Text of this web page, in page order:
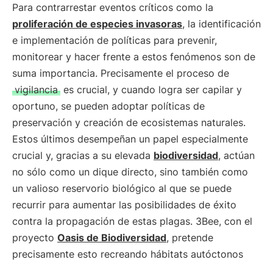
Para contrarrestar eventos críticos como la
proliferación de especies invasoras, la identificación
e implementación de políticas para prevenir,
monitorear y hacer frente a estos fenómenos son de
suma importancia. Precisamente el proceso de
vigilancia es crucial, y cuando logra ser capilar y
oportuno, se pueden adoptar políticas de
preservación y creación de ecosistemas naturales.
Estos últimos desempeñan un papel especialmente
crucial y, gracias a su elevada biodiversidad, actúan
no sólo como un dique directo, sino también como
un valioso reservorio biológico al que se puede
recurrir para aumentar las posibilidades de éxito
contra la propagación de estas plagas. 3Bee, con el
proyecto Oasis de Biodiversidad, pretende
precisamente esto recreando hábitats autóctonos